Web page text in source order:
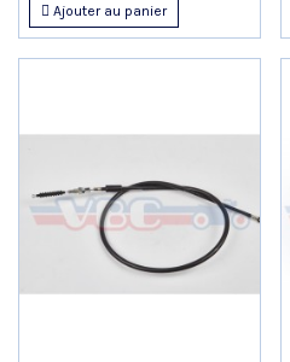
Ajouter au panier